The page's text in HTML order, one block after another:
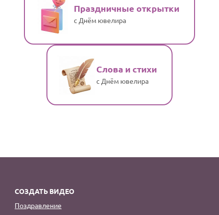
Праздничные открытки
с Днём ювелира
Слова и стихи
с Днём ювелира
СОЗДАТЬ ВИДЕО
Поздравление